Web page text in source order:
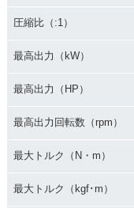
圧縮比（:1）
最高出力（kW）
最高出力（HP）
最高出力回転数（rpm）
最大トルク（N・m）
最大トルク（kgf･m）